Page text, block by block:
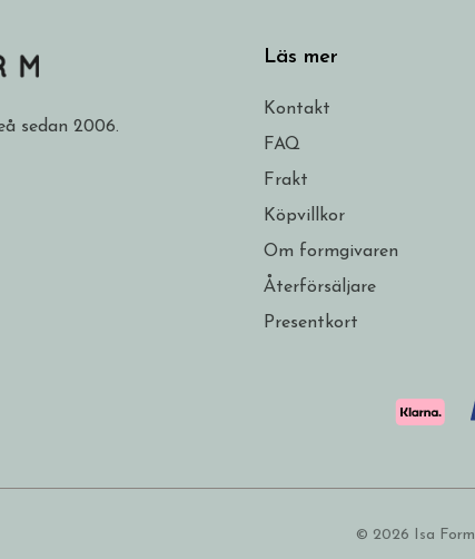
sedan 2006.
Läs mer
Kontakt
FAQ
Frakt
Köpvillkor
Om formgivaren
Återförsäljare
Presentkort
© 2026 Isa Form